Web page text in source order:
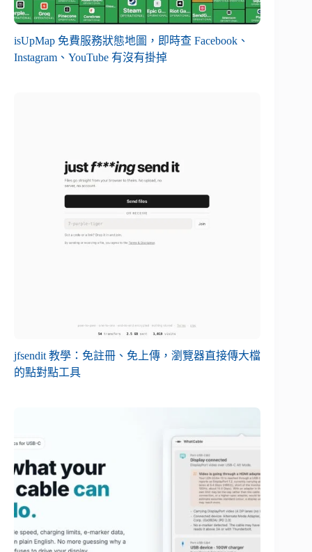
isUpMap 免費服務狀態地圖，即時查 Facebook、
Instagram、YouTube 有沒有掛掉
jfsendit 教學：免註冊、免上傳，瀏覽器直接傳大檔
的點對點工具